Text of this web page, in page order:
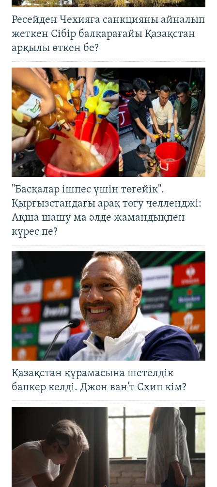
Ресейден Чехияға санкцияны айналып
жеткен Сібір балқарағайы Қазақстан
арқылы өткен бе?
"Басқалар ішпес үшін төгейік".
Қырғызстандағы арақ төгу челленджі:
Ақша шашу ма әлде жамандықпен
күрес пе?
Қазақстан құрамасына шетелдік
бапкер келді. Джон ван’т Схип кім?